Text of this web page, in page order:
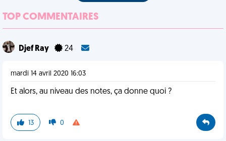
TOP COMMENTAIRES
Djef Ray 24
mardi 14 avril 2020 16:03
Et alors, au niveau des notes, ça donne quoi ?
13 0